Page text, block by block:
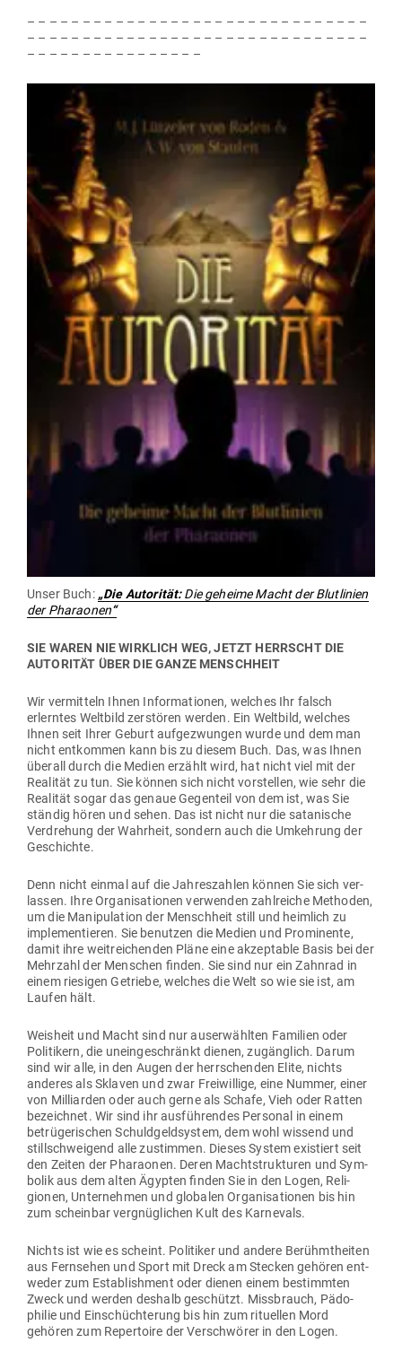
– – – – – – – – – – – – – – – – – – – – – – – – – – – – – – –
– – – – – – – – – – – – – – – – – – – – – – – – – – – – – – –
– – – – – – – – – – – – – – – –
Unser Buch: „Die Auto­rität:Die geheime Macht der Blut­linien
der Pha­raonen“
SIE WAREN NIE WIRKLICH WEG, JETZT HERRSCHT DIE
AUTO­RITÄT ÜBER DIE GANZE MENSCHHEIT
Wir ver­mitteln Ihnen Infor­ma­tionen, welches Ihr falsch
erlerntes Weltbild zer­stören werden. Ein Weltbild, welches
Ihnen seit Ihrer Geburt auf­ge­zwungen wurde und dem man
nicht ent­kommen kann bis zu diesem Buch. Das, was Ihnen
überall durch die Medien erzählt wird, hat nicht viel mit der
Rea­lität zu tun. Sie können sich nicht vor­stellen, wie sehr die
Rea­lität sogar das genaue Gegenteil von dem ist, was Sie
ständig hören und sehen. Das ist nicht nur die sata­nische
Ver­drehung der Wahrheit, sondern auch die Umkehrung der
Geschichte.
Denn nicht einmal auf die Jah­res­zahlen können Sie sich ver­
lassen. Ihre Orga­ni­sa­tionen ver­wenden zahl­reiche Methoden,
um die Mani­pu­lation der Menschheit still und heimlich zu
imple­men­tieren. Sie benutzen die Medien und Pro­mi­nente,
damit ihre weit­rei­chenden Pläne eine akzep­table Basis bei der
Mehrzahl der Men­schen finden. Sie sind nur ein Zahnrad in
einem rie­sigen Getriebe, welches die Welt so wie sie ist, am
Laufen hält.
Weisheit und Macht sind nur aus­er­wählten Familien oder
Poli­tikern, die unein­ge­schränkt dienen, zugänglich. Darum
sind wir alle, in den Augen der herr­schenden Elite, nichts
anderes als Sklaven und zwar Frei­willige, eine Nummer, einer
von Mil­li­arden oder auch gerne als Schafe, Vieh oder Ratten
bezeichnet. Wir sind ihr aus­füh­rendes Per­sonal in einem
betrü­ge­ri­schen Schuld­geld­system, dem wohl wissend und
still­schweigend alle zustimmen. Dieses System exis­tiert seit
den Zeiten der Pha­raonen. Deren Macht­struk­turen und Sym­
bolik aus dem alten Ägypten finden Sie in den Logen, Reli­
gionen, Unter­nehmen und glo­balen Orga­ni­sa­tionen bis hin
zum scheinbar ver­gnüg­lichen Kult des Karnevals.
Nichts ist wie es scheint. Poli­tiker und andere Berühmt­heiten
aus Fern­sehen und Sport mit Dreck am Stecken gehören ent­
weder zum Estab­lishment oder dienen einem bestimmten
Zweck und werden deshalb geschützt. Miss­brauch, Pädo­
philie und Ein­schüch­terung bis hin zum ritu­ellen Mord
gehören zum Reper­toire der Ver­schwörer in den Logen.